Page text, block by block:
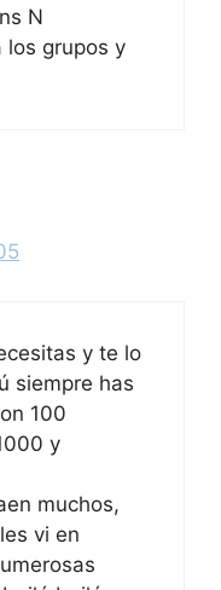
N
los grupos y
y te lo
siempre has
100
y
muchos,
vi en